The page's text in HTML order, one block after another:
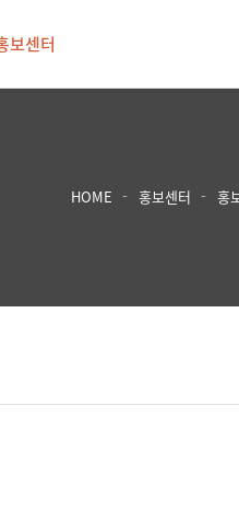
보센터
HOME 홍보센터 홍